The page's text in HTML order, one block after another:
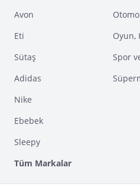
Avon
Eti
Sütaş
Adidas
Nike
Ebebek
Sleepy
Tüm Markalar
Oyun,
Spor